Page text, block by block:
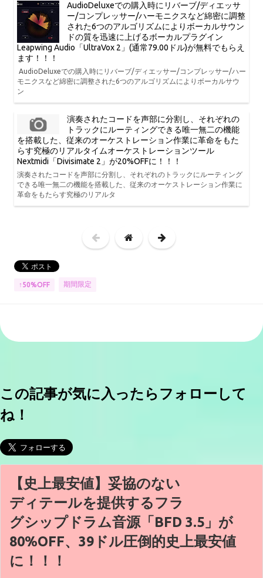
AudioDeluxeでの購入時にリバーブ/ディエッサ
ー/コンプレッサー/ハーモニクスなど綿密に調整
された6つのアルゴリズムによりボーカルサウン
ドの質を迅速に上げるボーカルプラグイン
Leapwing Audio「UltraVox 2」(通常79.00ドル)が無料でもらえ
ます！！！
AudioDeluxeでの購入時にリバーブ/ディエッサー/コンプレッサー/ハー
モニクスなど綿密に調整された6つのアルゴリズムによりボーカルサウ
ン
演奏されたコードを声部に分割し、それぞれの
トラックにルーティングできる唯一無二の機能
を搭載した、従来のオーケストレーション作業に革命をもた
らす究極のリアルタイムオーケストレーションツール
Nextmidi「Divisimate 2」が20%OFFに！！！
演奏されたコードを声部に分割し、それぞれのトラックにルーティング
できる唯一無二の機能を搭載した、従来のオーケストレーション作業に
革命をもたらす究極のリアルタ
↑50%OFF 期間限定
この記事が気に入ったらフォローして
ね！
【史上最安値】妥協のない
ディテールを提供するフラ
グシップドラム音源「BFD 3.5」が
80%OFF、39ドル圧倒的史上最安値
に！！！